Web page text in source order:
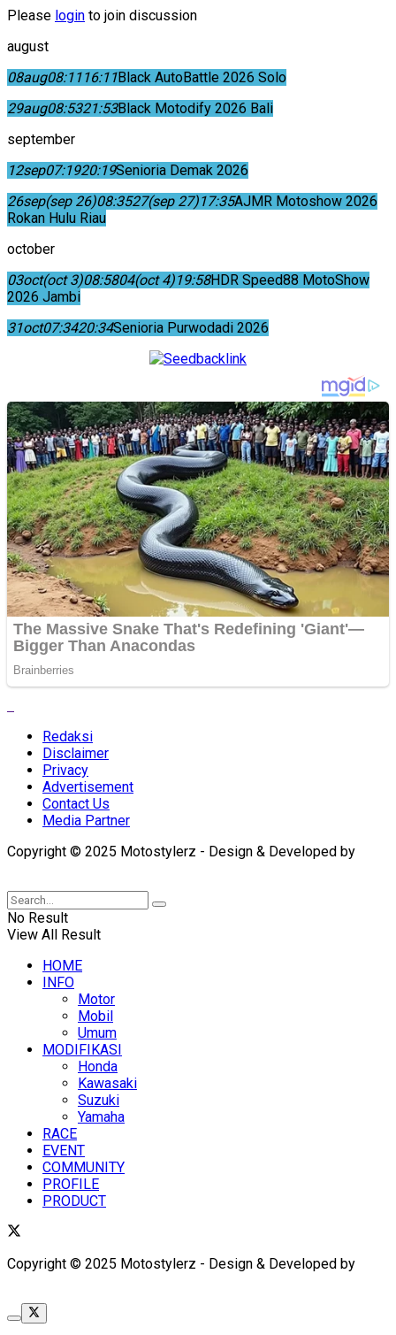
Please login to join discussion
august
08aug08:1116:11Black AutoBattle 2026 Solo
29aug08:5321:53Black Motodify 2026 Bali
september
12sep07:1920:19Senioria Demak 2026
26sep(sep 26)08:3527(sep 27)17:35AJMR Motoshow 2026
Rokan Hulu Riau
october
03oct(oct 3)08:5804(oct 4)19:58HDR Speed88 MotoShow
2026 Jambi
31oct07:3420:34Senioria Purwodadi 2026
Redaksi
Disclaimer
Privacy
Advertisement
Contact Us
Media Partner
Copyright © 2025 Motostylerz - Design & Developed by
No Result
View All Result
HOME
INFO
Motor
Mobil
Umum
MODIFIKASI
Honda
Kawasaki
Suzuki
Yamaha
RACE
EVENT
COMMUNITY
PROFILE
PRODUCT
Copyright © 2025 Motostylerz - Design & Developed by